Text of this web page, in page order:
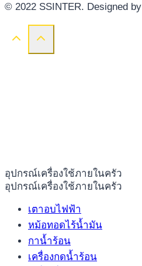
อุปกรณ์เครื่องใช้ภายในครัว
อุปกรณ์เครื่องใช้ภายในครัว
เตาอบไฟฟ้า
หม้อทอดไร้น้ำมัน
กาน้ำร้อน
เครื่องกดน้ำร้อน
© 2022 SSINTER. Designed by